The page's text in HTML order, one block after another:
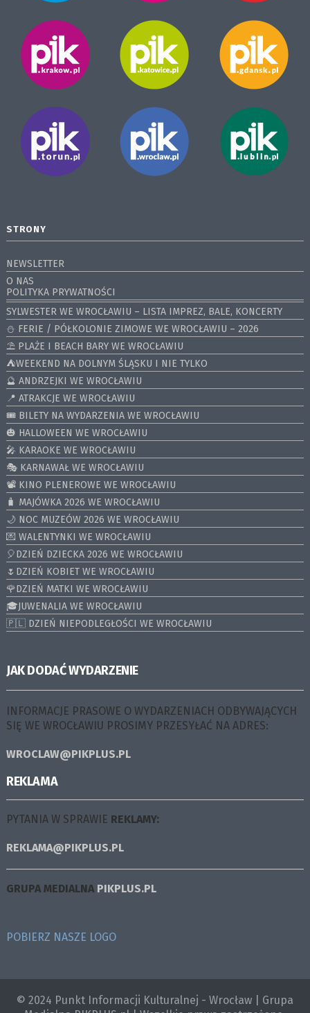
STRONY
NEWSLETTER
O NAS
POLITYKA PRYWATNOŚCI
SYLWESTER WE WROCŁAWIU – LISTA IMPREZ, BALE, KONCERTY
⛄️ FERIE / PÓŁKOLONIE ZIMOWE WE WROCŁAWIU – 2026
⛱️ PLAŻE I BEACH BARY WE WROCŁAWIU
⛺️WEEKEND NA DOLNYM ŚLĄSKU I NIE TYLKO
🔮 ANDRZEJKI WE WROCŁAWIU
📍 ATRAKCJE WE WROCŁAWIU
🎟️ BILETY NA WYDARZENIA WE WROCŁAWIU
🎃 HALLOWEEN WE WROCŁAWIU
🎤 KARAOKE WE WROCŁAWIU
🎭 KARNAWAŁ WE WROCŁAWIU
📽️ KINO PLENEROWE WE WROCŁAWIU
🧳 MAJÓWKA 2026 WE WROCŁAWIU
🌙 NOC MUZEÓW 2026 WE WROCŁAWIU
💌 WALENTYNKI WE WROCŁAWIU
🎈DZIEŃ DZIECKA 2026 WE WROCŁAWIU
🌷DZIEŃ KOBIET WE WROCŁAWIU
🌹DZIEŃ MATKI WE WROCŁAWIU
🎓JUWENALIA WE WROCŁAWIU
🇵🇱 DZIEŃ NIEPODLEGŁOŚCI WE WROCŁAWIU
JAK DODAĆ WYDARZENIE
INFORMACJE PRASOWE O WYDARZENIACH ODBYWAJĄCYCH
SIĘ WE WROCŁAWIU PROSIMY PRZESYŁAĆ NA ADRES:
WROCLAW@PIKPLUS.PL
REKLAMA
PYTANIA W SPRAWIE REKLAMY:
REKLAMA@PIKPLUS.PL
GRUPA MEDIALNA PIKPLUS.PL
POBIERZ NASZE LOGO
© 2024 Punkt Informacji Kulturalnej - Wrocław | Grupa